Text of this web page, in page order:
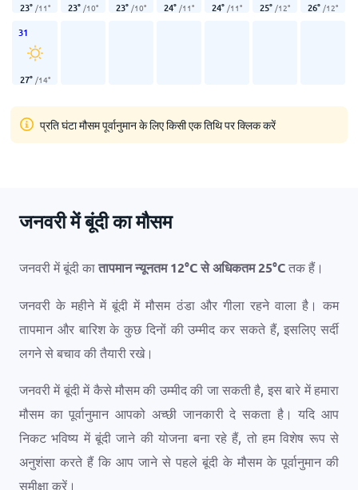
23° /11° 23° /10° 23° /10° 24° /11° 24° /11° 25° /12° 26° /12°
31
27° /14°
प्रति घंटा मौसम पूर्वानुमान के लिए किसी एक तिथि पर क्लिक करें
जनवरी में बूंदी का मौसम
जनवरी में बूंदी कातापमान न्यूनतम12°Cसे अधिकतम25°C तक हैं।
जनवरी के महीने में बूंदी में मौसम ठंडा और गीला रहने वाला है। कम
तापमान और बारिश के कुछ दिनों की उम्मीद कर सकते हैं, इसलिए सर्दी
लगने से बचाव की तैयारी रखे।
जनवरी में बूंदी में कैसे मौसम की उम्मीद की जा सकती है, इस बारे में हमारा
मौसम का पूर्वानुमान आपको अच्छी जानकारी दे सकता है। यदि आप
निकट भविष्य में बूंदी जाने की योजना बना रहे हैं, तो हम विशेष रूप से
अनुशंसा करते हैं कि आप जाने से पहले बूंदी के मौसम के पूर्वानुमान की
समीक्षा करें।